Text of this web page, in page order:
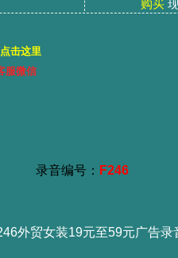
购买
击这里
服微信
录音编号： F246
外贸女装19元至59元广告录